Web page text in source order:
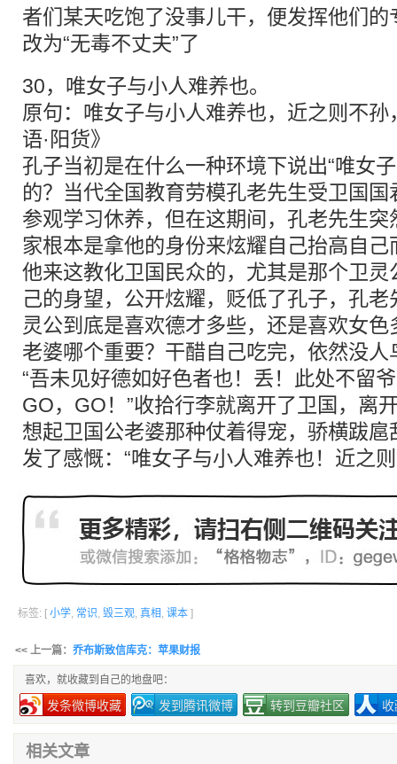
者们某天吃饱了没事儿干，便发挥他们
改为“无毒不丈夫”了
30，唯女子与小人难养也。
原句：唯女子与小人难养也，近之则不
语·阳货》
孔子当初是在什么一种环境下说出“唯女
的？当代全国教育劳模孔老先生受卫国
参观学习休养，但在这期间，孔老先生
家根本是拿他的身份来炫耀自己抬高自
他来这教化卫国民众的，尤其是那个卫
己的身望，公开炫耀，贬低了孔子，孔
灵公到底是喜欢德才多些，还是喜欢女
老婆哪个重要？干醋自己吃完，依然没
“吾未见好德如好色者也！丢！此处不留
GO，GO！”收拾行李就离开了卫国，离
想起卫国公老婆那种仗着得宠，骄横跋
发了感慨：“唯女子与小人难养也！近之
标签: [ 小学, 常识, 毁三观, 真相, 课本 ]
<< 上一篇： 乔布斯致信库克：苹果财报
喜欢，就收藏到自己的地盘吧：
发条微博收藏 发到腾讯微博 转到豆瓣社区
相关文章